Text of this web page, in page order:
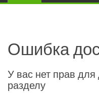
Ошибка
У вас нет прав
разделу